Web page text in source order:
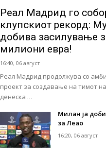
Реал Мадрид го
клупскиот рекорд:
добива засилување
милиони евра!
16:40, 06 август
Реал Мадрид продолжува со
проект за создавање на тимот
денеска …
Милан ја
за Леао
16:20, 06 август